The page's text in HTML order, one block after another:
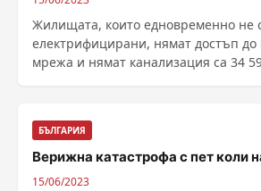
Жилищата, които едновременно не
електрифицирани, нямат достъп до
мрежа и нямат канализация са 34
БЪЛГАРИЯ
Верижна катастрофа с пет коли
15/06/2023